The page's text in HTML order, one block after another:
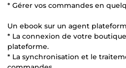
* Gérer vos commandes en
Un ebook sur un agent
* La connexion de votre
plateforme.
* La synchronisation et le